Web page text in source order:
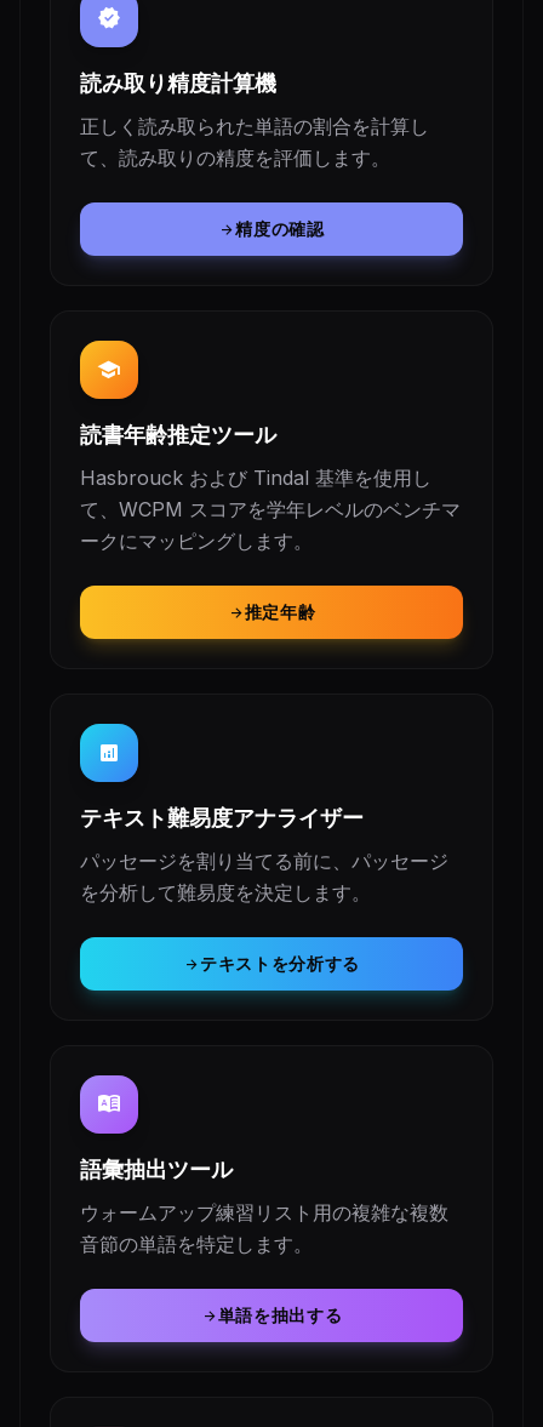
verified
読み取り精度計算機
正しく読み取られた単語の割合を計算し
て、読み取りの精度を評価します。
arrow_forward精度の確認
school
読書年齢推定ツール
Hasbrouck および Tindal 基準を使用し
て、WCPM スコアを学年レベルのベンチマ
ークにマッピングします。
arrow_forward推定年齢
analytics
テキスト難易度アナライザー
パッセージを割り当てる前に、パッセージ
を分析して難易度を決定します。
arrow_forwardテキストを分析する
dictionary
語彙抽出ツール
ウォームアップ練習リスト用の複雑な複数
音節の単語を特定します。
arrow_forward単語を抽出する